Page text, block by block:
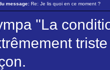
message: Re: Je lis quoi en ce moment ?
"La